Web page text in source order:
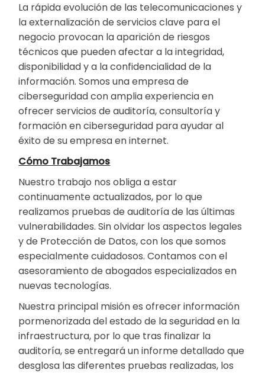
La rápida evolución de las telecomunicaciones y
la externalización de servicios clave para el
negocio provocan la aparición de riesgos
técnicos que pueden afectar a la integridad,
disponibilidad y a la confidencialidad de la
información. Somos una empresa de
ciberseguridad con amplia experiencia en
ofrecer servicios de auditoría, consultoría y
formación en ciberseguridad para ayudar al
éxito de su empresa en internet.
Cómo Trabajamos
Nuestro trabajo nos obliga a estar
continuamente actualizados, por lo que
realizamos pruebas de auditoría de las últimas
vulnerabilidades. Sin olvidar los aspectos legales
y de Protección de Datos, con los que somos
especialmente cuidadosos. Contamos con el
asesoramiento de abogados especializados en
nuevas tecnologías.
Nuestra principal misión es ofrecer información
pormenorizada del estado de la seguridad en la
infraestructura, por lo que tras finalizar la
auditoría, se entregará un informe detallado que
desglosa las diferentes pruebas realizadas, los